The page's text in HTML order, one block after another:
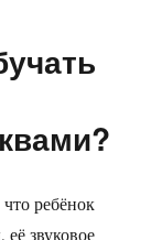
ребёнок
звуковое